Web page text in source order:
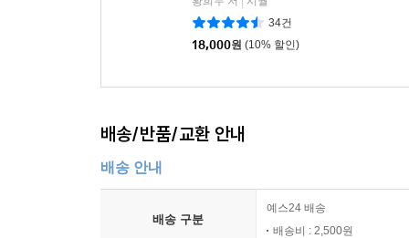
34건
18,000원 (10% 할인)
배송/반품/교환 안내
배송 안내
배송 구분
예스24 배송
배송비 : 2,500원